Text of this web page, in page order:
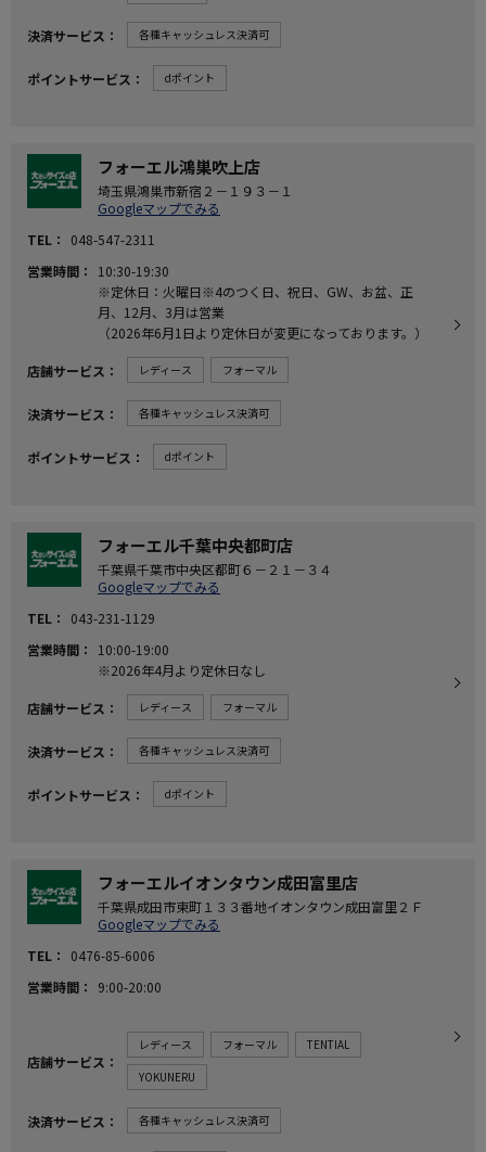
決済サービス 各種キャッシュレス決済可
ポイントサービス dポイント
フォーエル鴻巣吹上店
埼玉県鴻巣市新宿２－１９３－１
Googleマップでみる
TEL
048-547-2311
営業時間
10:30-19:30
※定休日：火曜日※4のつく日、祝日、GW、お盆、正
月、12月、3月は営業
（2026年6月1日より定休日が変更になっております。）
店舗サービス レディース フォーマル
決済サービス 各種キャッシュレス決済可
ポイントサービス dポイント
フォーエル千葉中央都町店
千葉県千葉市中央区都町６－２１－３４
Googleマップでみる
TEL
043-231-1129
営業時間
10:00-19:00
※2026年4月より定休日なし
店舗サービス レディース フォーマル
決済サービス 各種キャッシュレス決済可
ポイントサービス dポイント
フォーエルイオンタウン成田富里店
千葉県成田市東町１３３番地イオンタウン成田富里２Ｆ
Googleマップでみる
TEL
0476-85-6006
営業時間
9:00-20:00
店舗サービス
レディース フォーマル
TENTIAL
YOKUNERU
決済サービス 各種キャッシュレス決済可